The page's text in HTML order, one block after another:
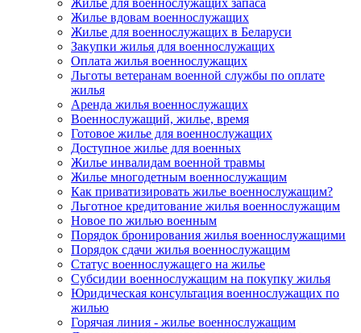
Жилье для военнослужащих запаса
Жилье вдовам военнослужащих
Жилье для военнослужащих в Беларуси
Закупки жилья для военнослужащих
Оплата жилья военнослужащих
Льготы ветеранам военной службы по оплате
жилья
Аренда жилья военнослужащих
Военнослужащий, жилье, время
Готовое жилье для военнослужащих
Доступное жилье для военных
Жилье инвалидам военной травмы
Жилье многодетным военнослужащим
Как приватизировать жилье военнослужащим?
Льготное кредитование жилья военнослужащим
Новое по жилью военным
Порядок бронирования жилья военнослужащими
Порядок сдачи жилья военнослужащим
Статус военнослужащего на жилье
Субсидии военнослужащим на покупку жилья
Юридическая консультация военнослужащих по
жилью
Горячая линия - жилье военнослужащим